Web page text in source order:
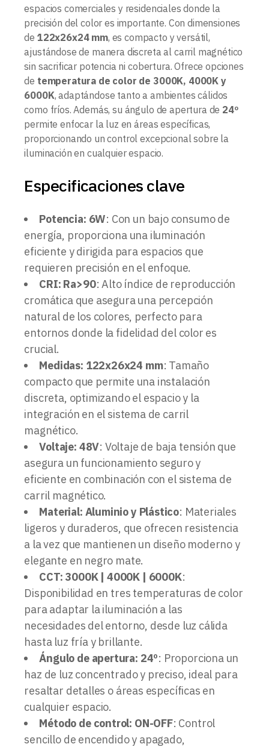
espacios comerciales y residenciales donde la
precisión del color es importante. Con dimensiones
de 122x26x24 mm, es compacto y versátil,
ajustándose de manera discreta al carril magnético
sin sacrificar potencia ni cobertura. Ofrece opciones
de temperatura de color de 3000K, 4000K y
6000K, adaptándose tanto a ambientes cálidos
como fríos. Además, su ángulo de apertura de 24º
permite enfocar la luz en áreas específicas,
proporcionando un control excepcional sobre la
iluminación en cualquier espacio.
Especificaciones clave
Potencia: 6W: Con un bajo consumo de
energía, proporciona una iluminación
eficiente y dirigida para espacios que
requieren precisión en el enfoque.
CRI: Ra>90: Alto índice de reproducción
cromática que asegura una percepción
natural de los colores, perfecto para
entornos donde la fidelidad del color es
crucial.
Medidas: 122x26x24 mm: Tamaño
compacto que permite una instalación
discreta, optimizando el espacio y la
integración en el sistema de carril
magnético.
Voltaje: 48V: Voltaje de baja tensión que
asegura un funcionamiento seguro y
eficiente en combinación con el sistema de
carril magnético.
Material: Aluminio y Plástico: Materiales
ligeros y duraderos, que ofrecen resistencia
a la vez que mantienen un diseño moderno y
elegante en negro mate.
CCT: 3000K | 4000K | 6000K:
Disponibilidad en tres temperaturas de color
para adaptar la iluminación a las
necesidades del entorno, desde luz cálida
hasta luz fría y brillante.
Ángulo de apertura: 24º: Proporciona un
haz de luz concentrado y preciso, ideal para
resaltar detalles o áreas específicas en
cualquier espacio.
Método de control: ON-OFF: Control
sencillo de encendido y apagado,